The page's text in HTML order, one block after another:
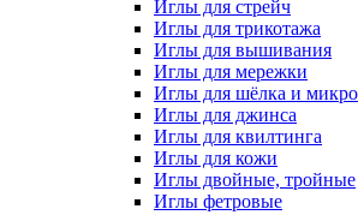
Иглы для стрейч
Иглы для трикотажа
Иглы для вышивания
Иглы для мережки
Иглы для шёлка и
Иглы для джинса
Иглы для квилтинга
Иглы для кожи
Иглы двойные, тройные
Иглы фетровые